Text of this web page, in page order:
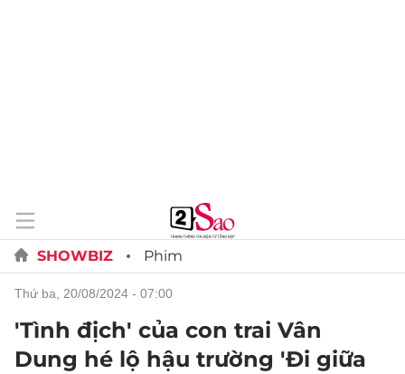
SHOWBIZ Phim
thứ ba, 20/08/2024 - 07:00
'Tình địch' của con trai Vân
Dung hé lộ hậu trường 'Đi giữa